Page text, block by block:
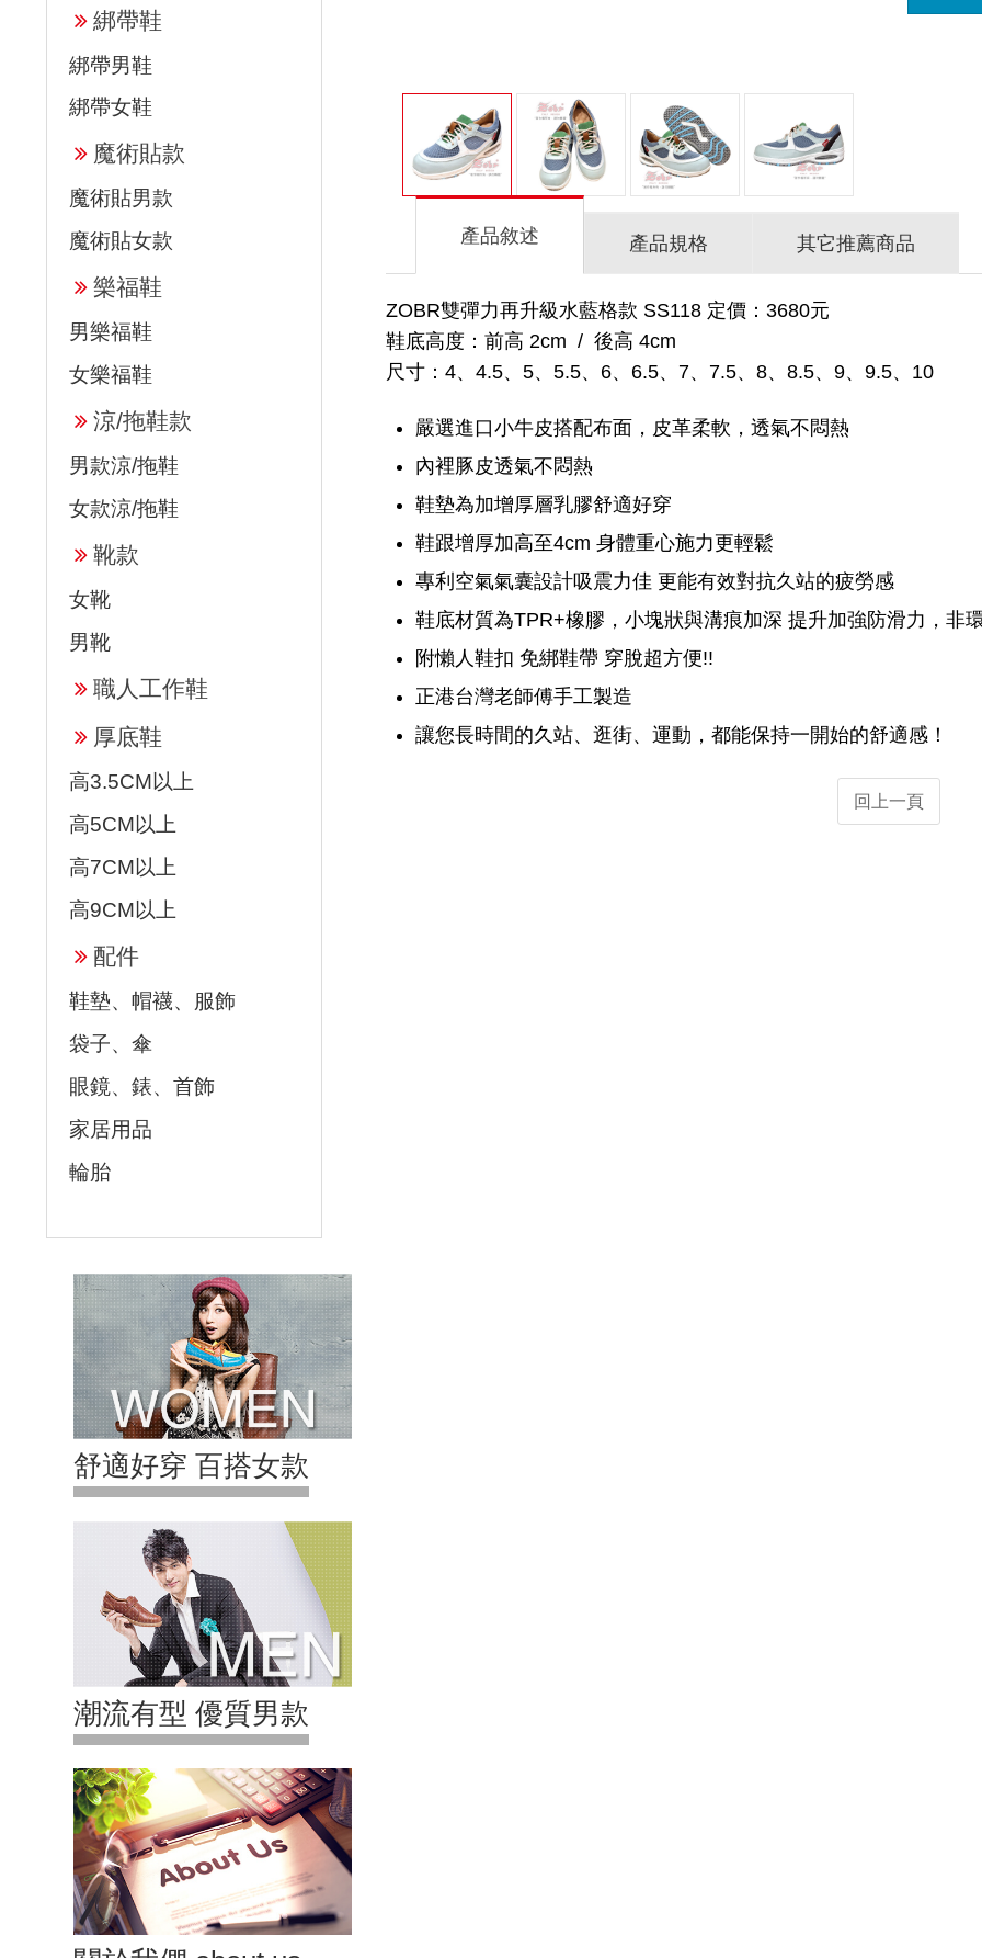
綁帶鞋
綁帶男鞋
綁帶女鞋
魔術貼款
魔術貼男款
魔術貼女款
樂福鞋
男樂福鞋
女樂福鞋
涼/拖鞋款
男款涼/拖鞋
女款涼/拖鞋
靴款
女靴
男靴
職人工作鞋
厚底鞋
高3.5CM以上
高5CM以上
高7CM以上
高9CM以上
配件
鞋墊、帽襪、服飾
袋子、傘
眼鏡、錶、首飾
家居用品
輪胎
舒適好穿 百搭女款
潮流有型 優質男款
產品敘述 產品規格 其它推薦商品
ZOBR雙彈力再升級水藍格款 SS118 定價：3680元
鞋底高度：前高 2cm / 後高 4cm
尺寸：4、4.5、5、5.5、6、6.5、7、7.5、8、8.5、9、9.5、10
嚴選進口小牛皮搭配布面，皮革柔軟，透氣不悶熱
內裡豚皮透氣不悶熱
鞋墊為加增厚層乳膠舒適好穿
鞋跟增厚加高至4cm 身體重心施力更輕鬆
專利空氣氣囊設計吸震力佳 更能有效對抗久站的疲勞感
鞋底材質為TPR+橡膠，小塊狀與溝痕加深 提升加強防滑力，非
附懶人鞋扣 免綁鞋帶 穿脫超方便!!
正港台灣老師傅手工製造
讓您長時間的久站、逛街、運動，都能保持一開始的舒適感！
回上一頁